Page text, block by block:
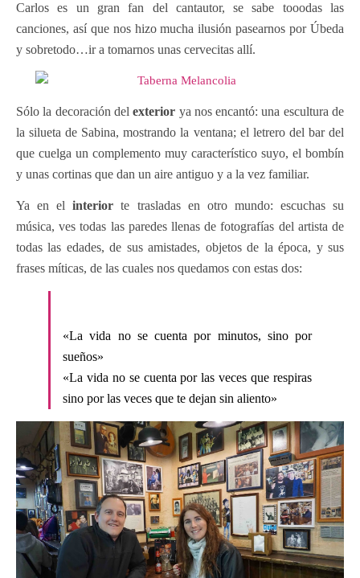
Carlos es un gran fan del cantautor, se sabe tooodas las
canciones, así que nos hizo mucha ilusión pasearnos por Úbeda
y sobretodo…ir a tomarnos unas cervecitas allí.
Sólo la decoración delexterior ya nos encantó: una escultura de
la silueta de Sabina, mostrando la ventana; el letrero del bar del
que cuelga un complemento muy característico suyo, el bombín
y unas cortinas que dan un aire antiguo y a la vez familiar.
Ya en elinteriorte trasladas en otro mundo: escuchas su
música, ves todas las paredes llenas de fotografías del artista de
todas las edades, de sus amistades, objetos de la época, y sus
frases míticas, de las cuales nos quedamos con estas dos:
«La vida no se cuenta por minutos, sino por
sueños»
«La vida no se cuenta por las veces que respiras
sino por las veces que te dejan sin aliento»